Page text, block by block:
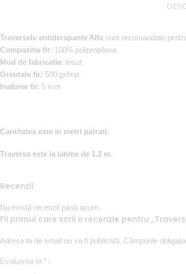
Traversele antiderapante Alfa sunt recomandate
Compozitie fir: 100% polipropilena
Mod de fabricatie: tesut
Greutate fir: 500 gr/mp
Inaltime fir: 5 mm
Cantitatea este in metri patrati.
Traversa este la latime de 1.2 m.
Recenzii
Nu există recenzii până acum.
Fii primul care scrii o recenzie pentru
Adresa ta de email nu va fi publicată. Câmpurile
Evaluarea ta *